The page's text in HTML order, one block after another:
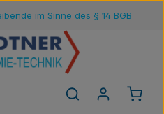
im Sinne des § 14 BGB